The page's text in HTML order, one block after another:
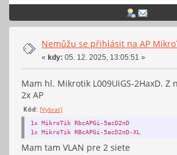
Nemůžu se přihlásit na AP
« kdy: 05. 12. 2025, 13:05:51 »
Mam hl. Mikrotik L009UiGS-2HaxD. Z
2x AP
Kód: [Vybrat]
1x MikroTik RbcAPGi-5acD2nD
1x MikroTik RBcAPGi-5acD2nD-XL
Mam tam VLAN pre 2 siete